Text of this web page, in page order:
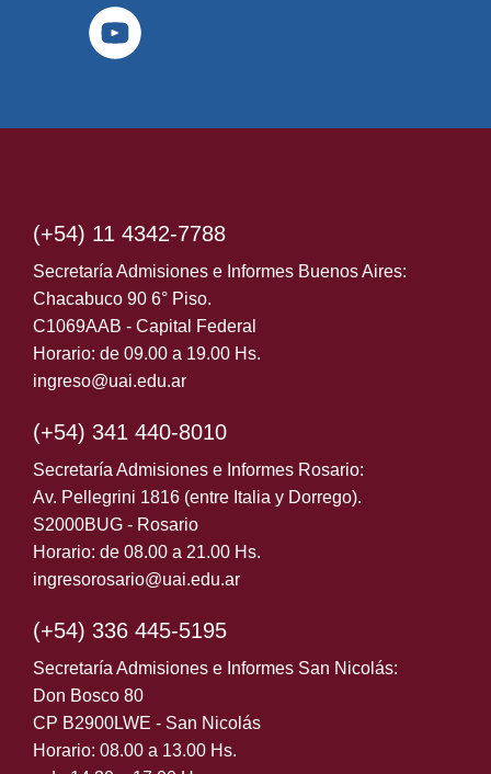
(+54) 11 4342-7788
Secretaría Admisiones e Informes Buenos Aires:
Chacabuco 90 6° Piso.
C1069AAB - Capital Federal
Horario: de 09.00 a 19.00 Hs.
ingreso@uai.edu.ar
(+54) 341 440-8010
Secretaría Admisiones e Informes Rosario:
Av. Pellegrini 1816 (entre Italia y Dorrego).
S2000BUG - Rosario
Horario: de 08.00 a 21.00 Hs.
ingresorosario@uai.edu.ar
(+54) 336 445-5195
Secretaría Admisiones e Informes San Nicolás:
Don Bosco 80
CP B2900LWE - San Nicolás
Horario: 08.00 a 13.00 Hs.